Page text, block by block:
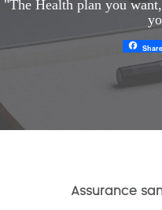
"The Health plan you
Share
Assurance